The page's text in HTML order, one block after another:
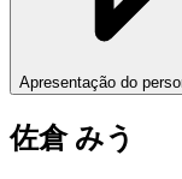
Apresentação do
佐倉 みう